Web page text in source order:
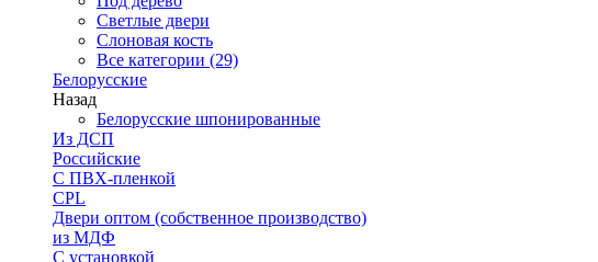
Светлые двери
Слоновая кость
Все категории (29)
Белорусские
Назад
Белорусские шпонированные
Из ДСП
Российские
C ПВХ-пленкой
CPL
Двери оптом (собственное производство)
из МДФ
С установкой